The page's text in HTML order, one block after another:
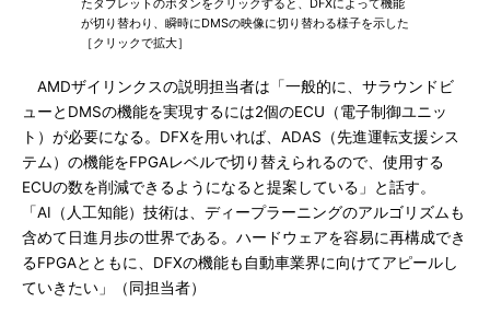
たタブレットのボタンをクリックすると、DFXによって機能
が切り替わり、瞬時にDMSの映像に切り替わる様子を示した
［クリックで拡大］
AMDザイリンクスの説明担当者は「一般的に、サラウンドビ
ューとDMSの機能を実現するには2個のECU（電子制御ユニッ
ト）が必要になる。DFXを用いれば、ADAS（先進運転支援シス
テム）の機能をFPGAレベルで切り替えられるので、使用する
ECUの数を削減できるようになると提案している」と話す。
「AI（人工知能）技術は、ディープラーニングのアルゴリズムも
含めて日進月歩の世界である。ハードウェアを容易に再構成でき
るFPGAとともに、DFXの機能も自動車業界に向けてアピールし
ていきたい」（同担当者）